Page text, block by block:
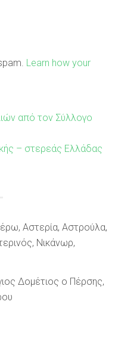
Learn how your
από τον Σύλλογο
– στερεάς Ελλάδας
Αστερία, Αστρούλα,
Νικάνωρ,
Δομέτιος ο Πέρσης,